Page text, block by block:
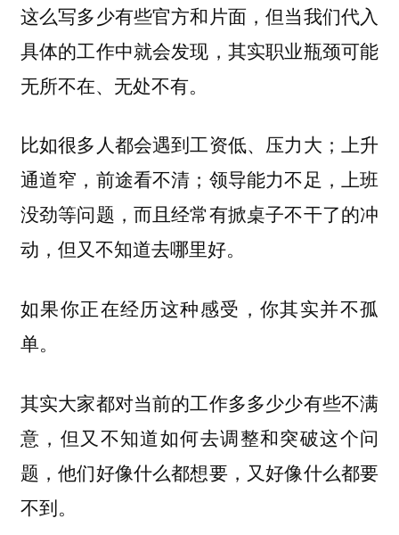
这么写多少有些官方和片面，但当我们代入
具体的工作中就会发现，其实职业瓶颈可能
无所不在、无处不有。
比如很多人都会遇到工资低、压力大；上升
通道窄，前途看不清；领导能力不足，上班
没劲等问题，而且经常有掀桌子不干了的冲
动，但又不知道去哪里好。
如果你正在经历这种感受，你其实并不孤
单。
其实大家都对当前的工作多多少少有些不满
意，但又不知道如何去调整和突破这个问
题，他们好像什么都想要，又好像什么都要
不到。